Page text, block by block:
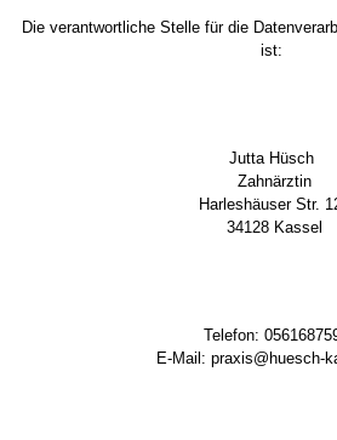
Die verantwortliche Stelle für die
ist:
Jutta Hüsch
Zahnärztin
Harleshäuser Str.
34128 Kassel
Telefon:
E-Mail: praxis@huesch-